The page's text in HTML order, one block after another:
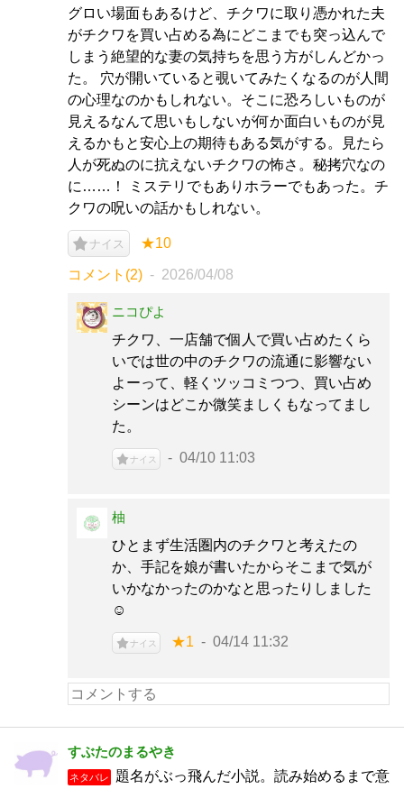
グロい場面もあるけど、チクワに取り憑かれた夫
がチクワを買い占める為にどこまでも突っ込んで
しまう絶望的な妻の気持ちを思う方がしんどかっ
た。 穴が開いていると覗いてみたくなるのが人間
の心理なのかもしれない。そこに恐ろしいものが
見えるなんて思いもしないが何か面白いものが見
えるかもと安心上の期待もある気がする。見たら
人が死ぬのに抗えないチクワの怖さ。秘拷穴なの
に……！ ミステリでもありホラーでもあった。チ
クワの呪いの話かもしれない。
ナイス ★10
コメント(2) 2026/04/08
ニコぴよ
チクワ、一店舗で個人で買い占めたくら
いでは世の中のチクワの流通に影響ない
よーって、軽くツッコミつつ、買い占め
シーンはどこか微笑ましくもなってまし
た。
ナイス 04/10 11:03
柚
ひとまず生活圏内のチクワと考えたの
か、手記を娘が書いたからそこまで気が
いかなかったのかなと思ったりしました
☺︎︎
ナイス ★1 04/14 11:32
すぶたのまるやき
ネタバレ
題名がぶっ飛んだ小説。読み始めるまで意